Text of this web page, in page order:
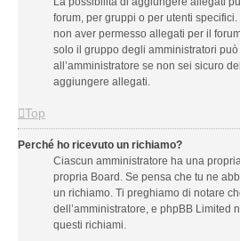
forum, per gruppi o per utenti specifici.
non aver permesso allegati per il
solo il gruppo degli amministratori
all’amministratore se non sei sicuro
aggiungere allegati.
Top
Perché ho ricevuto un richiamo?
Ciascun amministratore ha una
propria Board. Se pensa che tu ne
un richiamo. Ti preghiamo di notare
dell’amministratore, e phpBB Limited
questi richiami.